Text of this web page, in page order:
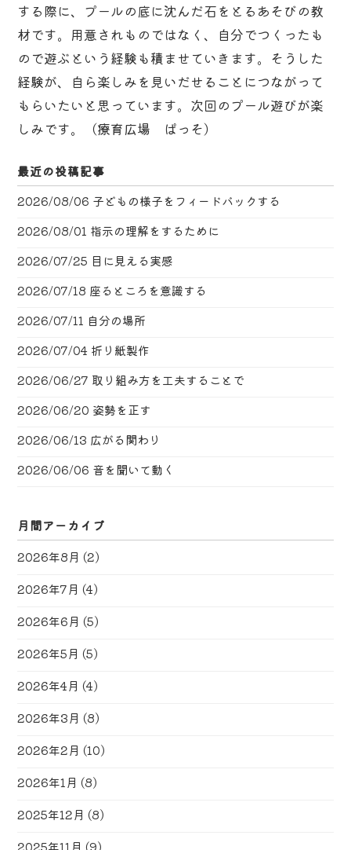
する際に、プールの底に沈んだ石をとるあそびの教
材です。用意されものではなく、自分でつくったも
ので遊ぶという経験も積ませていきます。そうした
経験が、自ら楽しみを見いだせることにつながって
もらいたいと思っています。次回のプール遊びが楽
しみです。（療育広場 ぱっそ）
最近の投稿記事
2026/08/06 子どもの様子をフィードバックする
2026/08/01 指示の理解をするために
2026/07/25 目に見える実感
2026/07/18 座るところを意識する
2026/07/11 自分の場所
2026/07/04 折り紙製作
2026/06/27 取り組み方を工夫することで
2026/06/20 姿勢を正す
2026/06/13 広がる関わり
2026/06/06 音を聞いて動く
月間アーカイブ
2026年8月 (2)
2026年7月 (4)
2026年6月 (5)
2026年5月 (5)
2026年4月 (4)
2026年3月 (8)
2026年2月 (10)
2026年1月 (8)
2025年12月 (8)
2025年11月 (9)